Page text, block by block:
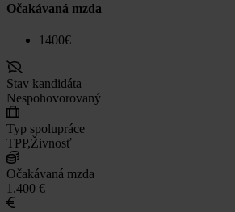
Očakávaná mzda
1400€
Stav kandidáta
Nespohovorovaný
Typ spolupráce
TPP,Živnosť
Očakávaná mzda
1.400 €